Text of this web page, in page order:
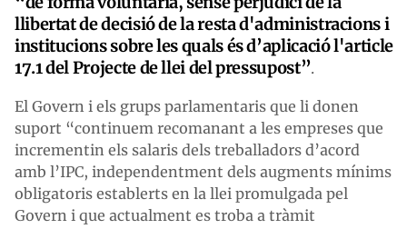
llibertat de decisió de la resta d'administracions i
institucions sobre les quals és d’aplicació l'article
17.1 del Projecte de llei del pressupost”.
El Govern i els grups parlamentaris que li donen
suport “continuem recomanant a les empreses que
incrementin els salaris dels treballadors d’acord
amb l’IPC, independentment dels augments mínims
obligatoris establerts en la llei promulgada pel
Govern i que actualment es troba a tràmit